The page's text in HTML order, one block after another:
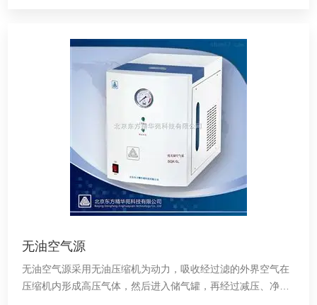
无油空气源
无油空气源采用无油压缩机为动力，吸收经过滤的外界空气在
压缩机内形成高压气体，然后进入储气罐，再经过减压、净